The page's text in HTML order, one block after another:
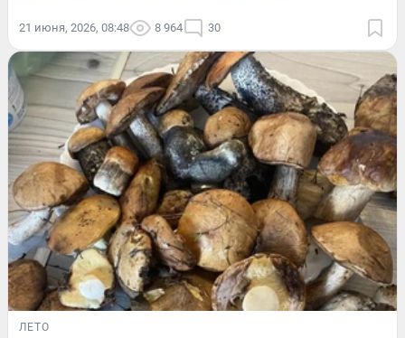
21 июня, 2026, 08:48 8 964 30
ЛЕТО